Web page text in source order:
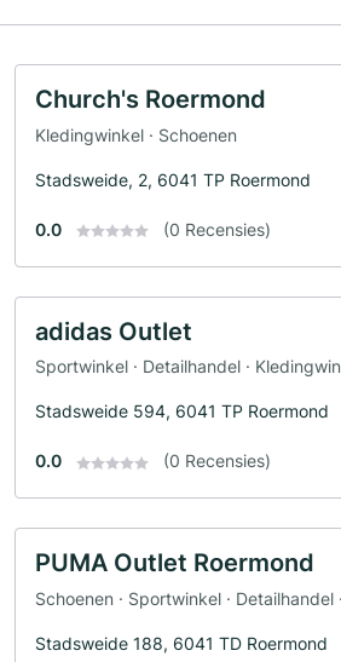
Church's Roermond
Kledingwinkel · Schoenen
Stadsweide, 2, 6041 TP Roermond
0.0 (0 Recensies)
adidas Outlet
Sportwinkel · Detailhandel ·
Stadsweide 594, 6041 TP Roermond
0.0 (0 Recensies)
PUMA Outlet Roermond
Schoenen · Sportwinkel · Detailhandel
Stadsweide 188, 6041 TD Roermond